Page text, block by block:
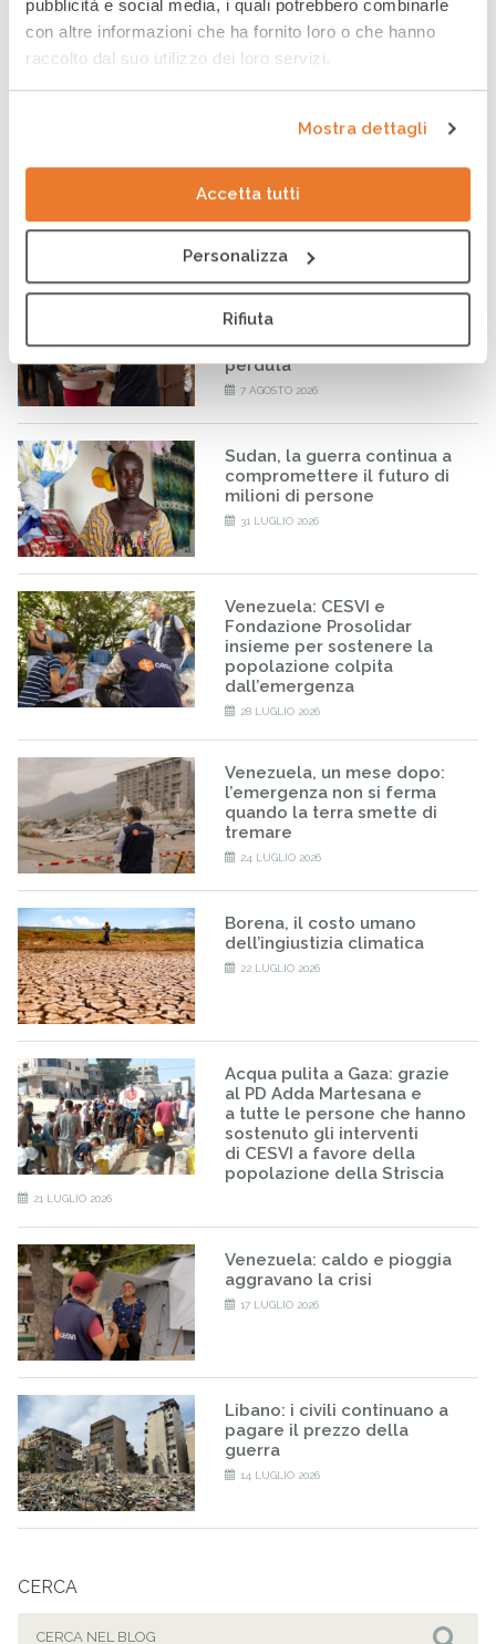
pubblicità e social media, i quali potrebbero combinarle
con altre informazioni che ha fornito loro o che hanno
raccolto dal suo utilizzo dei loro servizi.
Mostra dettagli
Accetta tutti
Personalizza
Rifiuta
La Casa del Sorriso di Haiti: un faro di speranza nel cuore
della crisi
ARTICOLI CORRELATI
comunità colpite per
ritrovare la quotidianità
perduta
7 AGOSTO 2026
Sudan, la guerra continua a
compromettere il futuro di
milioni di persone
31 LUGLIO 2026
Venezuela: CESVI e
Fondazione Prosolidar
insieme per sostenere la
popolazione colpita
dall’emergenza
28 LUGLIO 2026
Venezuela, un mese dopo:
l’emergenza non si ferma
quando la terra smette di
tremare
24 LUGLIO 2026
Borena, il costo umano
dell’ingiustizia climatica
22 LUGLIO 2026
Acqua pulita a Gaza: grazie
al PD Adda Martesana e
a tutte le persone che hanno
sostenuto gli interventi
di CESVI a favore della
popolazione della Striscia
21 LUGLIO 2026
Venezuela: caldo e pioggia
aggravano la crisi
17 LUGLIO 2026
Libano: i civili continuano a
pagare il prezzo della
guerra
14 LUGLIO 2026
CERCA